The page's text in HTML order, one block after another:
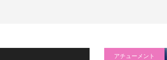
アチューメント